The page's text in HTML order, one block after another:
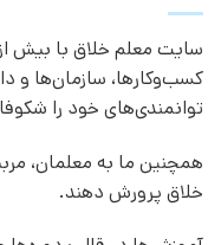
کسب‌وکارها، سازمان‌ها و
توانمندی‌های خود را
همچنین ما به معلمان،
خلاق پرورش دهند.